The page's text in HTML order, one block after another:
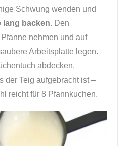
Schwung wenden und
lang backen. Den
nehmen und auf
Arbeitsplatte legen.
abdecken.
der Teig aufgebracht ist –
reicht für 8 Pfannkuchen.